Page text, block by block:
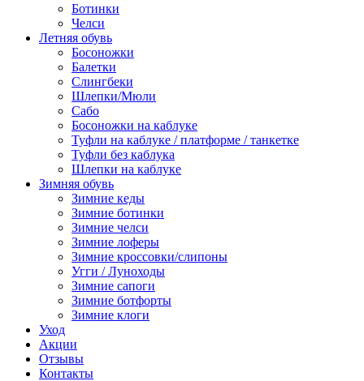
Ботинки
Челси
Летняя обувь
Босоножки
Балетки
Слингбеки
Шлепки/Мюли
Сабо
Босоножки на каблуке
Туфли на каблуке / платформе / танкетке
Туфли без каблука
Шлепки на каблуке
Зимняя обувь
Зимние кеды
Зимние ботинки
Зимние челси
Зимние лоферы
Зимние кроссовки/слипоны
Угги / Луноходы
Зимние сапоги
Зимние ботфорты
Зимние клоги
Уход
Акции
Отзывы
Контакты